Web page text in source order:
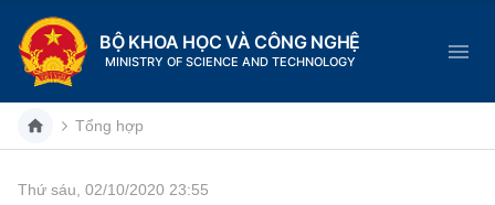
BỘ KHOA HỌC VÀ CÔNG NGHỆ
MINISTRY OF SCIENCE AND TECHNOLOGY
Tổng hợp
Thứ sáu, 02/10/2020 23:55